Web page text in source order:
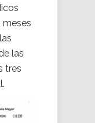
meses
las
tres